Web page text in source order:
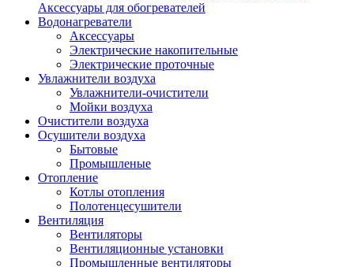
Аксессуары для обогревателей
Водонагреватели
Аксессуары
Электрические накопительные
Электрические проточные
Увлажнители воздуха
Увлажнители-очистители
Мойки воздуха
Очистители воздуха
Осушители воздуха
Бытовые
Промышленые
Отопление
Котлы отопления
Полотенцесушители
Вентиляция
Вентиляторы
Вентиляционные установки
Промышленные вентиляторы